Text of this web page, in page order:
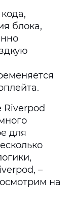
блока,
Riverpod
для
–
на